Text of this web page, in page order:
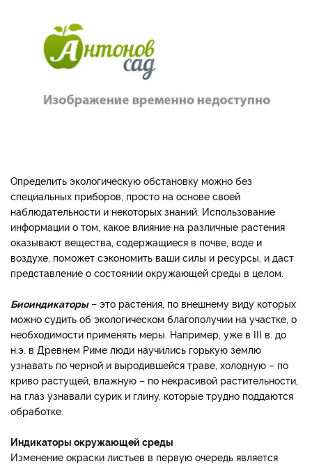
Определить экологическую обстановку можно без
специальных приборов, просто на основе своей
наблюдательности и некоторых знаний. Использование
информации о том, какое влияние на различные растения
оказывают вещества, содержащиеся в почве, воде и
воздухе, поможет сэкономить ваши силы и ресурсы, и даст
представление о состоянии окружающей среды в целом.
Биоиндикаторы– это растения, по внешнему виду которых
можно судить об экологическом благополучии на участке, о
необходимости применять меры. Например, уже в III в. до
н.э. в Древнем Риме люди научились горькую землю
узнавать по черной и выродившейся траве, холодную – по
криво растущей, влажную – по некрасивой растительности,
на глаз узнавали сурик и глину, которые трудно поддаются
обработке.
Индикаторы окружающей среды
Изменение окраски листьев в первую очередь является